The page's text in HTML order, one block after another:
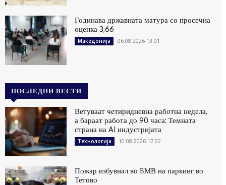
Годинава државната матура со просечна
оценка 3,66
Македонија 06.08.2026 13:01
ПОСЛЕДНИ ВЕСТИ
Ветуваат четиридневна работна недела,
а бараат работа до 90 часа: Темната
страна на AI индустријата
Технологија 10.08.2026 12:22
Пожар избувнал во БМВ на паркинг во
Тетово